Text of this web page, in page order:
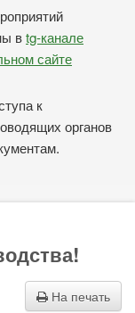
вtg-канале
сайте
к
органов
На печать